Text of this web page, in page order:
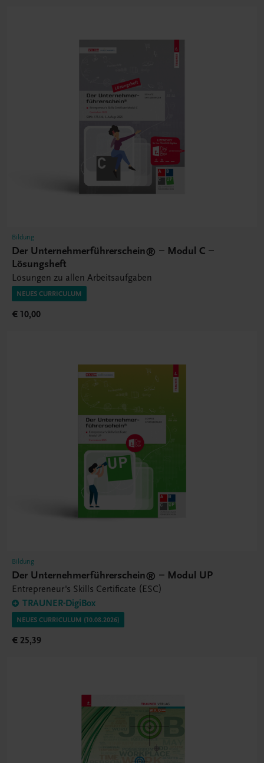
Bildung
Der Unternehmerführerschein® – Modul C –
Lösungsheft
Lösungen zu allen Arbeitsaufgaben
NEUES CURRICULUM
€ 10,00
Bildung
Der Unternehmerführerschein® – Modul UP
Entrepreneur's Skills Certificate (ESC)
TRAUNER-DigiBox
NEUES CURRICULUM (10.08.2026)
€ 25,39